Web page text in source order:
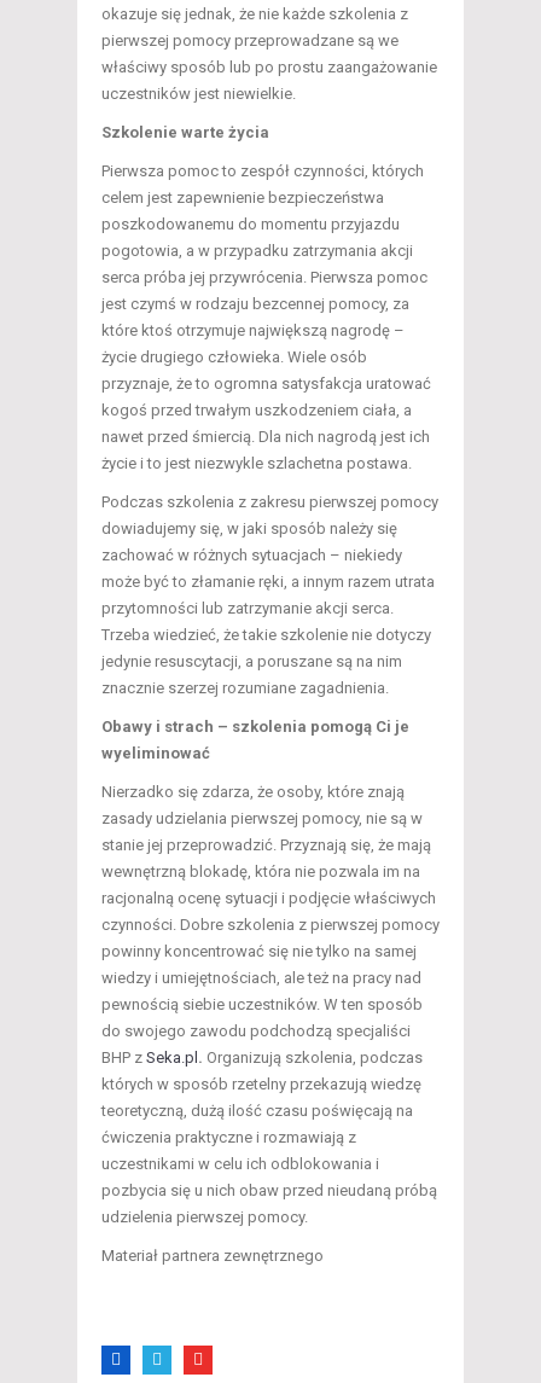
okazuje się jednak, że nie każde szkolenia z
pierwszej pomocy przeprowadzane są we
właściwy sposób lub po prostu zaangażowanie
uczestników jest niewielkie.
Szkolenie warte życia
Pierwsza pomoc to zespół czynności, których
celem jest zapewnienie bezpieczeństwa
poszkodowanemu do momentu przyjazdu
pogotowia, a w przypadku zatrzymania akcji
serca próba jej przywrócenia. Pierwsza pomoc
jest czymś w rodzaju bezcennej pomocy, za
które ktoś otrzymuje największą nagrodę –
życie drugiego człowieka. Wiele osób
przyznaje, że to ogromna satysfakcja uratować
kogoś przed trwałym uszkodzeniem ciała, a
nawet przed śmiercią. Dla nich nagrodą jest ich
życie i to jest niezwykle szlachetna postawa.
Podczas szkolenia z zakresu pierwszej pomocy
dowiadujemy się, w jaki sposób należy się
zachować w różnych sytuacjach – niekiedy
może być to złamanie ręki, a innym razem utrata
przytomności lub zatrzymanie akcji serca.
Trzeba wiedzieć, że takie szkolenie nie dotyczy
jedynie resuscytacji, a poruszane są na nim
znacznie szerzej rozumiane zagadnienia.
Obawy i strach – szkolenia pomogą Ci je
wyeliminować
Nierzadko się zdarza, że osoby, które znają
zasady udzielania pierwszej pomocy, nie są w
stanie jej przeprowadzić. Przyznają się, że mają
wewnętrzną blokadę, która nie pozwala im na
racjonalną ocenę sytuacji i podjęcie właściwych
czynności. Dobre szkolenia z pierwszej pomocy
powinny koncentrować się nie tylko na samej
wiedzy i umiejętnościach, ale też na pracy nad
pewnością siebie uczestników. W ten sposób
do swojego zawodu podchodzą specjaliści
BHP z Seka.pl . Organizują szkolenia, podczas
których w sposób rzetelny przekazują wiedzę
teoretyczną, dużą ilość czasu poświęcają na
ćwiczenia praktyczne i rozmawiają z
uczestnikami w celu ich odblokowania i
pozbycia się u nich obaw przed nieudaną próbą
udzielenia pierwszej pomocy.
Materiał partnera zewnętrznego